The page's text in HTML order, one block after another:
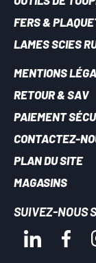
FERS &
LAMES SCIES
MENTIONS
RETOUR & SAV
PAIEMENT
CONTACTEZ-
PLAN DU SITE
MAGASINS
SUIVEZ-NOUS